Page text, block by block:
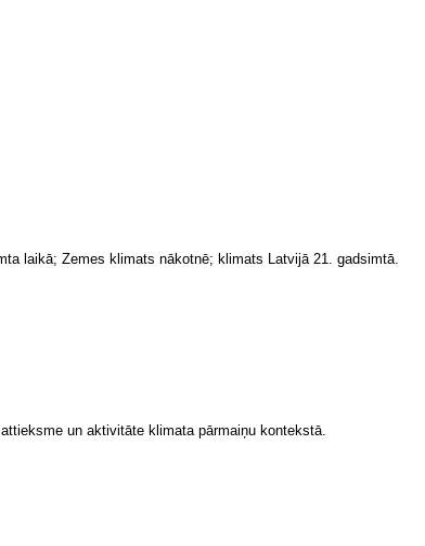
laikā; Zemes klimats nākotnē; klimats Latvijā 21. gadsimtā.
un aktivitāte klimata pārmaiņu kontekstā.